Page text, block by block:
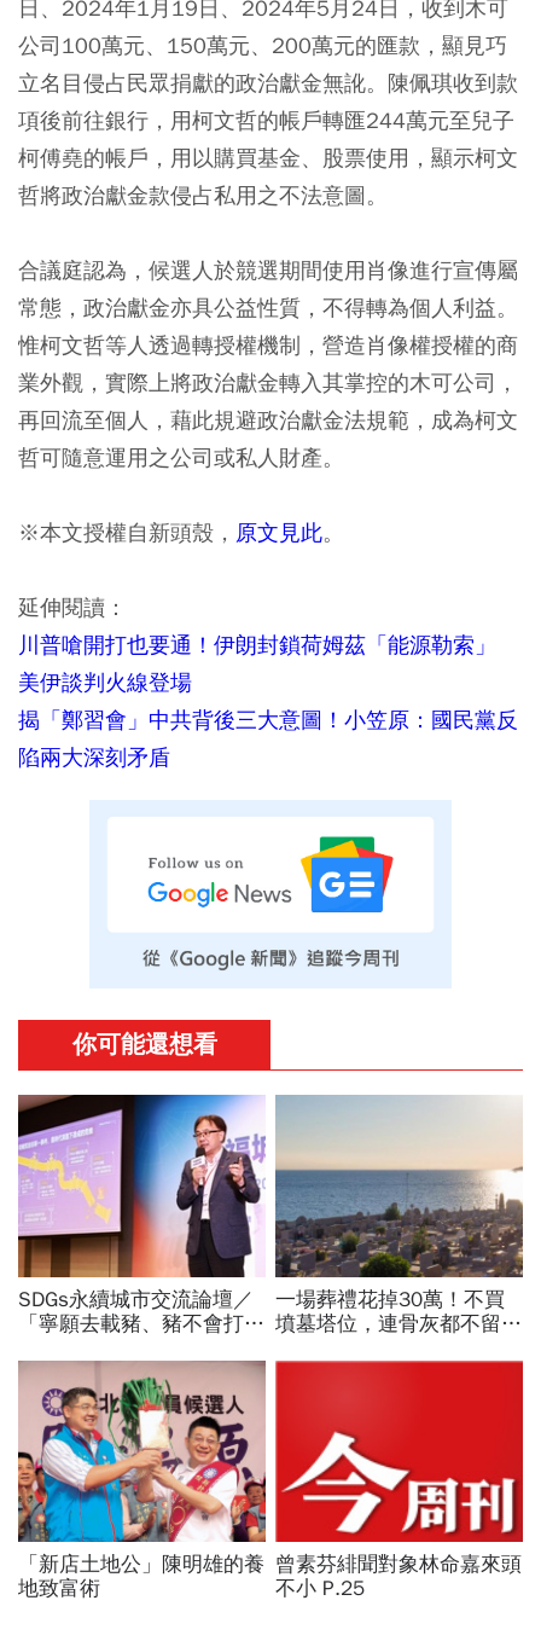
日、2024年1月19日、2024年5月24日，收到木可
公司100萬元、150萬元、200萬元的匯款，顯見巧
立名目侵占民眾捐獻的政治獻金無訛。陳佩琪收到款
項後前往銀行，用柯文哲的帳戶轉匯244萬元至兒子
柯傅堯的帳戶，用以購買基金、股票使用，顯示柯文
哲將政治獻金款侵占私用之不法意圖。
合議庭認為，候選人於競選期間使用肖像進行宣傳屬
常態，政治獻金亦具公益性質，不得轉為個人利益。
惟柯文哲等人透過轉授權機制，營造肖像權授權的商
業外觀，實際上將政治獻金轉入其掌控的木可公司，
再回流至個人，藉此規避政治獻金法規範，成為柯文
哲可隨意運用之公司或私人財產。
※本文授權自新頭殼， 原文見此。
延伸閱讀：
川普嗆開打也要通！伊朗封鎖荷姆茲「能源勒索」
美伊談判火線登場
揭「鄭習會」中共背後三大意圖！小笠原：國民黨反
陷兩大深刻矛盾